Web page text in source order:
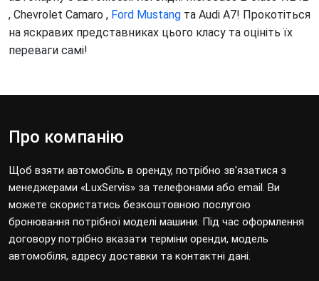
, Chevrolet Camaro , Ford Mustang та Audi A7! Прокотіться
на яскравих представниках цього класу та оцініть їх
переваги самі!
Про компанію
Щоб взяти автомобіль в оренду, потрібно зв'язатися з
менеджерами «LuxServis» за телефонами або email. Ви
можете скористатись безкоштовною послугою
бронювання потрібної моделі машини. Під час оформлення
договору потрібно вказати терміни оренди, модель
автомобіля, адресу доставки та контактні дані.